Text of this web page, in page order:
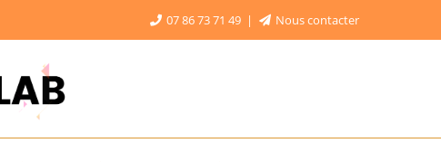
07 86 73 71 49 Nous contacter